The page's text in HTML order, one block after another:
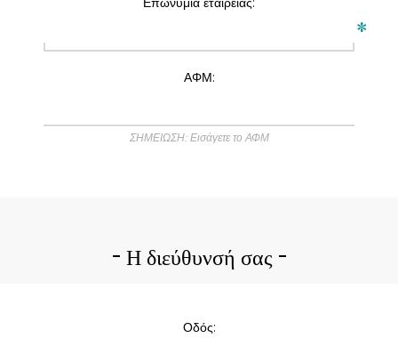
*
ΑΦΜ:
ΣΗΜΕΙΩΣΗ: Εισάγετε το ΑΦΜ
Η διεύθυνσή σας
Οδός: